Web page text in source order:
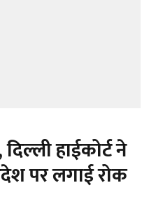
हाईकोर्ट ने
पर लगाई रोक